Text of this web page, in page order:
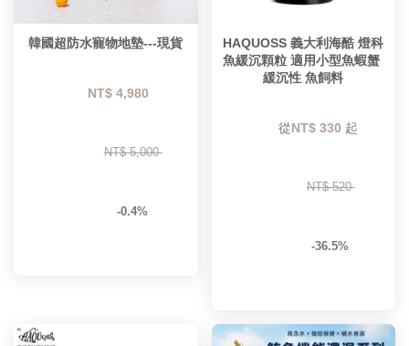
韓國超防水寵物地墊---現貨
NT$ 4,980
NT$ 5,000
-0.4%
HAQUOSS 義大利海酷 燈科
魚緩沉顆粒 適用小型魚蝦蟹
緩沉性 魚飼料
        從
NT$ 330 起
NT$ 520
-36.5%